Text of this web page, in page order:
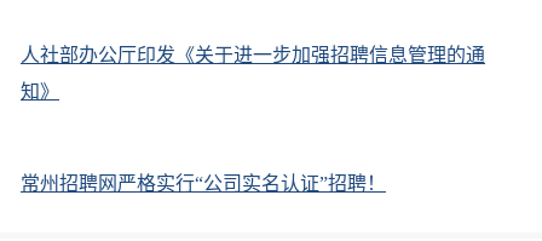
人社部办公厅印发《关于进一步加强招聘信息管理的通
知》
常州招聘网严格实行“公司实名认证”招聘！